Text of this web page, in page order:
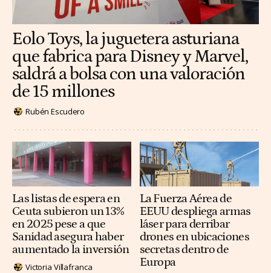
Eolo Toys, la juguetera asturiana
que fabrica para Disney y Marvel,
saldrá a bolsa con una valoración
de 15 millones
Rubén Escudero
Las listas de espera en
Ceuta subieron un 13%
en 2025 pese a que
Sanidad asegura haber
aumentado la inversión
Victoria Villafranca
La Fuerza Aérea de
EEUU despliega armas
láser para derribar
drones en ubicaciones
secretas dentro de
Europa